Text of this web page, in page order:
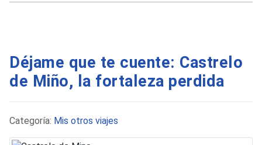
Déjame que te cuente: Castrelo
de Miño, la fortaleza perdida
Detalles
Categoría: Mis otros viajes